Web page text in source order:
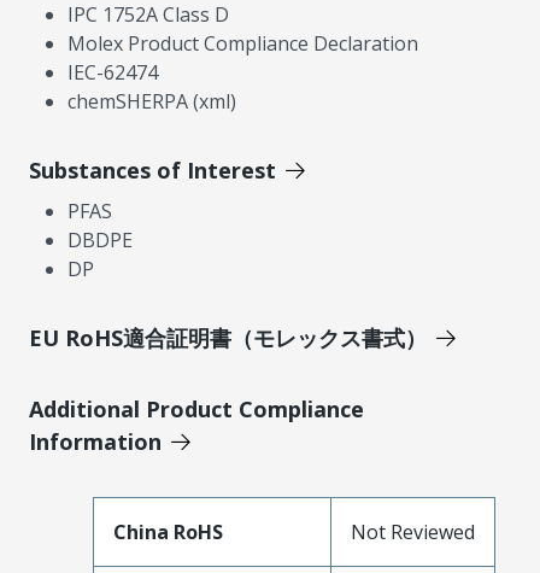
IPC 1752A Class D
Molex Product Compliance Declaration
IEC-62474
chemSHERPA (xml)
Substances of Interest
PFAS
DBDPE
DP
EU RoHS適合証明書（モレックス書式）
Additional Product Compliance
Information
China RoHS Not Reviewed